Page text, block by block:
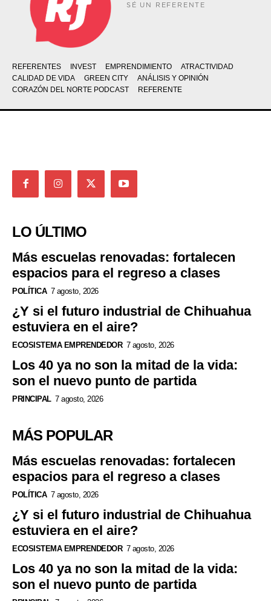
SÉ UN REFERENTE
REFERENTES INVEST EMPRENDIMIENTO
ATRACTIVIDAD
CALIDAD DE VIDA
GREEN CITY
ANÁLISIS Y OPINIÓN
CORAZÓN DEL NORTE PODCAST
REFERENTE
LO ÚLTIMO
Más escuelas renovadas: fortalecen
espacios para el regreso a clases
POLÍTICA 7 agosto, 2026
¿Y si el futuro industrial de Chihuahua
estuviera en el aire?
ECOSISTEMA EMPRENDEDOR 7 agosto, 2026
Los 40 ya no son la mitad de la vida:
son el nuevo punto de partida
PRINCIPAL 7 agosto, 2026
MÁS POPULAR
Más escuelas renovadas: fortalecen
espacios para el regreso a clases
POLÍTICA 7 agosto, 2026
¿Y si el futuro industrial de Chihuahua
estuviera en el aire?
ECOSISTEMA EMPRENDEDOR 7 agosto, 2026
Los 40 ya no son la mitad de la vida:
son el nuevo punto de partida